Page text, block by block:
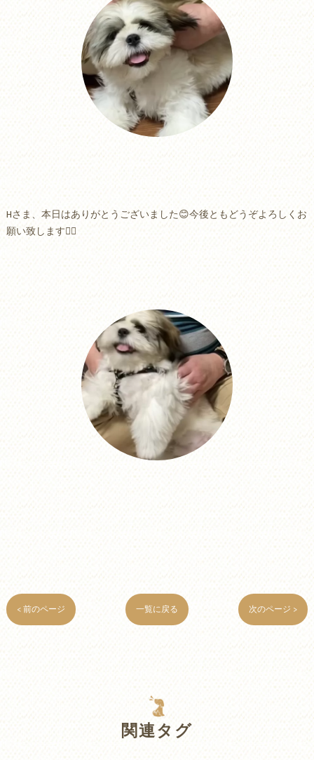
Hさま、本日はありがとうございました😊今後ともどうぞよろしくお
願い致します🙇‍♂️
< 前のページ 一覧に戻る 次のページ >
関連タグ